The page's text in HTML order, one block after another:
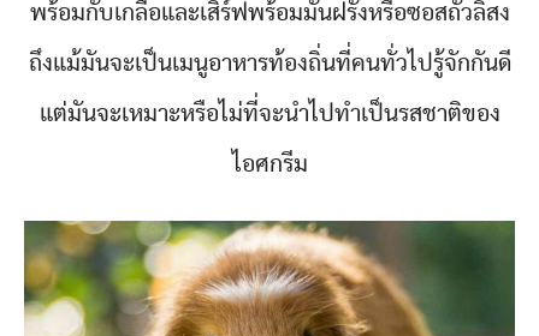
พร้อมกับเกลือและเสิร์ฟพร้อมมันฝรั่งหรือซอสถั่วลิสง
ถึงแม้มันจะเป็นเมนูอาหารท้องถิ่นที่คนทั่วไปรู้จักกันดี
แต่มันจะเหมาะหรือไม่ที่จะนำไปทำเป็นรสชาติของ
ไอศกรีม